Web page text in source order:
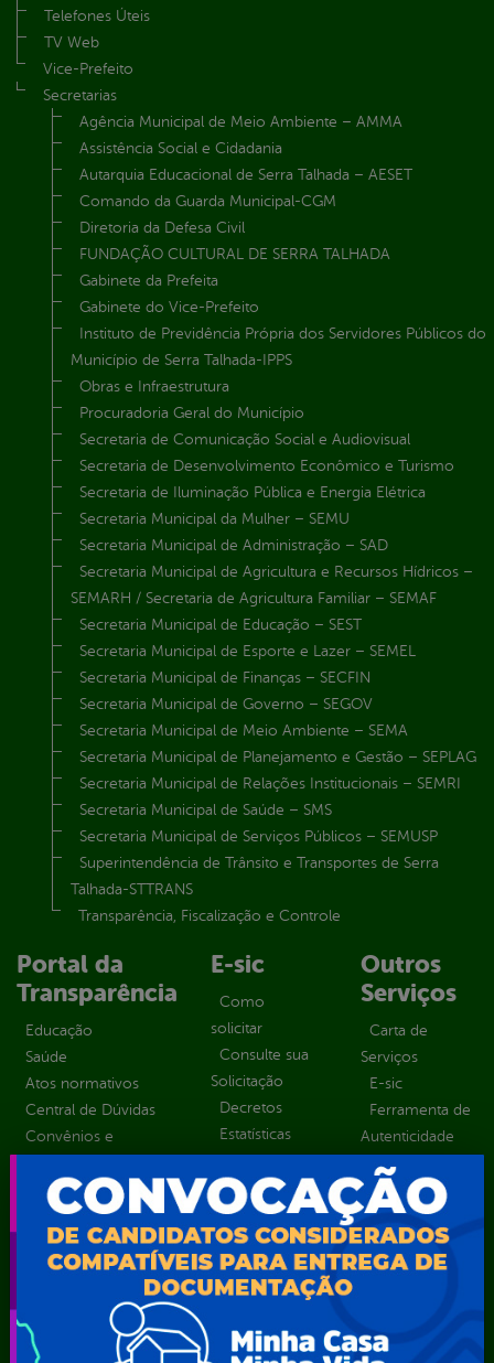
Telefones Úteis
TV Web
Vice-Prefeito
Secretarias
Agência Municipal de Meio Ambiente – AMMA
Assistência Social e Cidadania
Autarquia Educacional de Serra Talhada – AESET
Comando da Guarda Municipal-CGM
Diretoria da Defesa Civil
FUNDAÇÃO CULTURAL DE SERRA TALHADA
Gabinete da Prefeita
Gabinete do Vice-Prefeito
Instituto de Previdência Própria dos Servidores Públicos do
Município de Serra Talhada-IPPS
Obras e Infraestrutura
Procuradoria Geral do Município
Secretaria de Comunicação Social e Audiovisual
Secretaria de Desenvolvimento Econômico e Turismo
Secretaria de Iluminação Pública e Energia Elétrica
Secretaria Municipal da Mulher – SEMU
Secretaria Municipal de Administração – SAD
Secretaria Municipal de Agricultura e Recursos Hídricos –
SEMARH / Secretaria de Agricultura Familiar – SEMAF
Secretaria Municipal de Educação – SEST
Secretaria Municipal de Esporte e Lazer – SEMEL
Secretaria Municipal de Finanças – SECFIN
Secretaria Municipal de Governo – SEGOV
Secretaria Municipal de Meio Ambiente – SEMA
Secretaria Municipal de Planejamento e Gestão – SEPLAG
Secretaria Municipal de Relações Institucionais – SEMRI
Secretaria Municipal de Saúde – SMS
Secretaria Municipal de Serviços Públicos – SEMUSP
Superintendência de Trânsito e Transportes de Serra
Talhada-STTRANS
Transparência, Fiscalização e Controle
Portal da
Transparência
Educação
Saúde
Atos normativos
Central de Dúvidas
Convênios e
Despesas
Diárias
Emendas
parlamentares
Organizacional
Inicio
E-sic
Como
solicitar
Consulte sua
Solicitação
Decretos
Estatísticas
Prazos e
autoridades
Sic Físico
Solicitar
Recurso
pedido
Outros
Serviços
Carta de
Serviços
E-sic
Ferramenta de
Autenticidade
Ouvidoria
Portal Aldir
Blanc
Portal da
Transparência